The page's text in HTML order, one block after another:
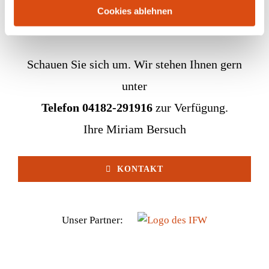
Cookies ablehnen
Schauen Sie sich um. Wir stehen Ihnen gern
unter
Telefon 04182-291916zur Verfügung.
Ihre Miriam Bersuch
KONTAKT
Unser Partner: